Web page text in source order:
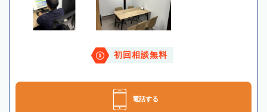
初回相談無料
電話する